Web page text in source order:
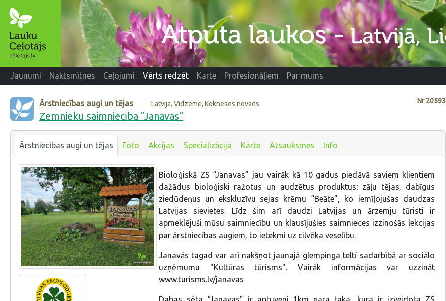
Jaunumi Naktsmītnes Ceļojumi Vērts redzēt Karte Profesionāļiem Par mums
Nr20593
Ārstniecības augi un tējas Latvija, Vidzeme, Kokneses novads
Zemnieku saimniecība "Janavas"
Ārstniecības augi un tējas Foto Akcijas Specializācija Karte Atsauksmes Info
Bioloģiskā ZS “Janavas” jau vairāk kā 10 gadus piedāvā saviem klientiem
dažādus bioloģiski ražotus un audzētus produktus: zāļu tējas, dabīgus
ziedūdeņus un ekskluzīvu sejas krēmu “Beāte”, ko iemīļojušas daudzas
Latvijas sievietes. Līdz šim arī daudzi Latvijas un ārzemju tūristi ir
apmeklējuši mūsu saimniecību un klausījušies saimnieces izzinošās lekcijas
par ārstniecības augiem, to ietekmi uz cilvēka veselību.
Janavās tagad var arī nakšņot jaunajā glempinga teltī sadarbībā ar sociālo
uzņēmumu "Kultūras tūrisms". Vairāk informācijas var uzzināt
www.turisms.lv/janavas